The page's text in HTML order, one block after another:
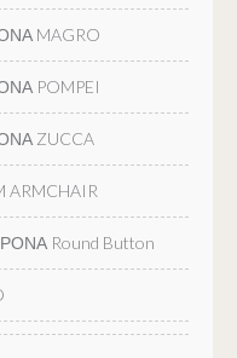
MAGRO
POMPEI
ZUCCA
Round Button